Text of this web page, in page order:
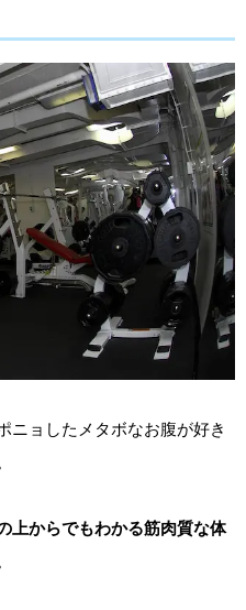
ニョしたメタボなお腹が好き
の上からでもわかる筋肉質な体